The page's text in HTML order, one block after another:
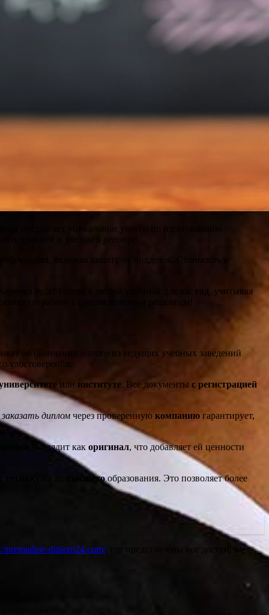
предлагает уникальные услуги по изготовлению
реестре
включая защиту от подделок. Стоимость и
будет готова в любой удобный для вас год, учитывая
решением!
об окончании одного из ведущих учебных заведений
удостоверения.
или институте. Все документы с регистрацией
заказать диплом через проверенную компанию гарантирует,
выглядит как оригинал, что добавляет ей ценности
высшегообразования. Это позволяет более
premialnie-diplom24.com/, где представлены все доступные